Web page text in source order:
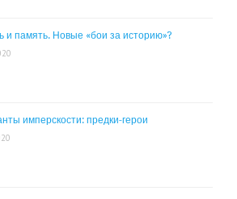
и память. Новые «бои за историю»?
имперскости: предки-герои